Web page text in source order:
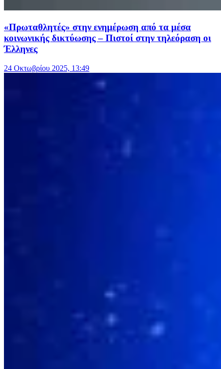
«Πρωταθλητές» στην ενημέρωση από τα μέσα
κοινωνικής δικτύωσης – Πιστοί στην τηλεόραση οι
Έλληνες
24 Οκτωβρίου 2025, 13:49